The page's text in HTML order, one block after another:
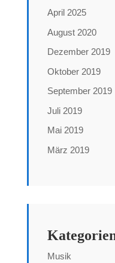
April 2025
August 2020
Dezember 2019
Oktober 2019
September 2019
Juli 2019
Mai 2019
März 2019
Musik